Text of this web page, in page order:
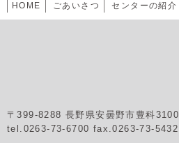
HOME ごあいさつ センターの紹介
〒399-8288 長野県安曇野市豊科3100
tel.0263-73-6700 fax.0263-73-5432